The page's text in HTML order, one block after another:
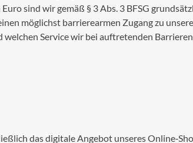
sind wir gemäß § 3 Abs. 3 BFSG
möglichst barrierearmen Zugang zu
Service wir bei auftretenden
das digitale Angebot unseres